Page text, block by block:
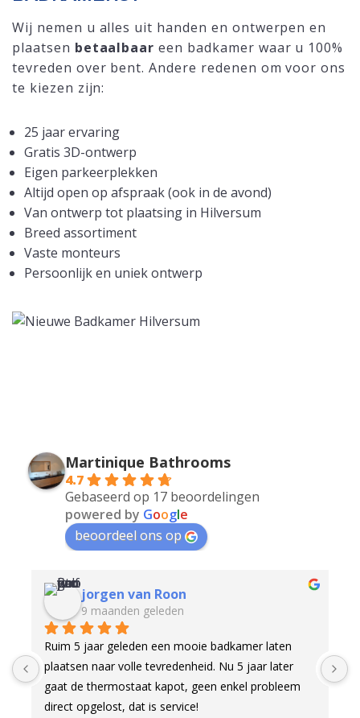
Wij nemen u alles uit handen en ontwerpen en
plaatsen betaalbaar een badkamer waar u 100%
tevreden over bent. Andere redenen om voor ons
te kiezen zijn:
25 jaar ervaring
Gratis 3D-ontwerp
Eigen parkeerplekken
Altijd open op afspraak (ook in de avond)
Van ontwerp tot plaatsing in Hilversum
Breed assortiment
Vaste monteurs
Persoonlijk en uniek ontwerp
Martinique Bathrooms
4.7
Gebaseerd op 17 beoordelingen
powered by Google
beoordeel ons op
Robert Molijn
10 maanden geleden
Onze nieuwe badkamer hebben we laten ontwerpen
door Martijn, en dat is een uitstekende keuze
gebleken. Het contact verliep prettig: in de
showroom konden we alle mogelijke kleur- en